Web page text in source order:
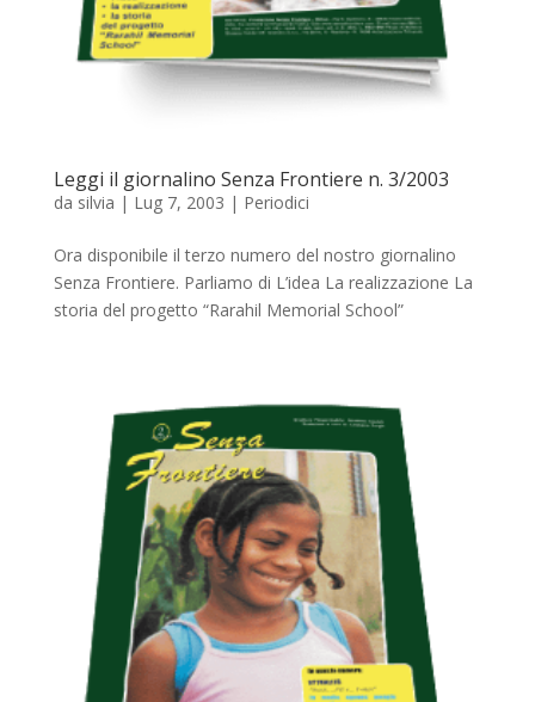
Leggi il giornalino Senza Frontiere n. 3/2003
da silvia | Lug 7, 2003 | Periodici
Ora disponibile il terzo numero del nostro giornalino
Senza Frontiere. Parliamo di L’idea La realizzazione La
storia del progetto “Rarahil Memorial School”